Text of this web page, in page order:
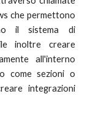
che permettono
il sistema di
inoltre creare
all'interno
come sezioni o
integrazioni